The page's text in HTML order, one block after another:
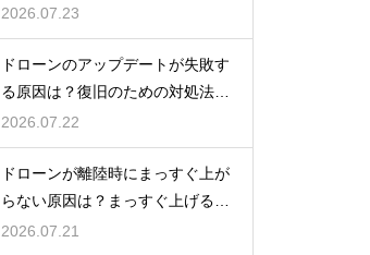
ルール
2026.07.23
ドローンのアップデートが失敗す
る原因は？復旧のための対処法を
解説
2026.07.22
ドローンが離陸時にまっすぐ上が
らない原因は？まっすぐ上げるた
めのコツを解説
2026.07.21